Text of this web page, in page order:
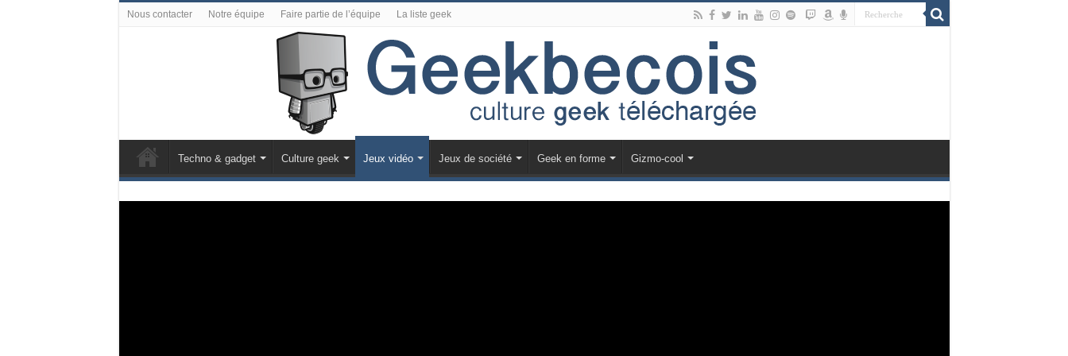
Nous contacter Notre équipe Faire partie de l’équipe La liste geek
Techno & gadget Culture geek Jeux vidéo Jeux de société Geek en forme Gizmo-cool